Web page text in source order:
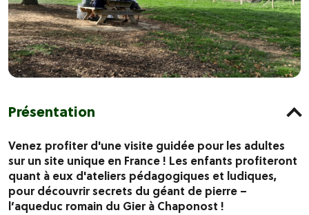
Présentation
Venez profiter d'une visite guidée pour les adultes
sur un site unique en France ! Les enfants profiteront
quant à eux d'ateliers pédagogiques et ludiques,
pour découvrir secrets du géant de pierre –
l’aqueduc romain du Gier à Chaponost !